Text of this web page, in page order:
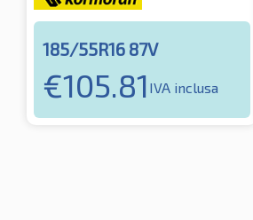
185/55R16 87V
€105.81 IVA inclusa